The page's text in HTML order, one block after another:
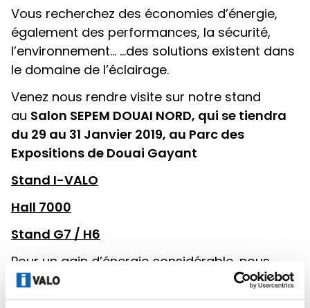
Vous recherchez des économies d’énergie,
également des performances, la sécurité,
l’environnement… …des solutions existent dans
le domaine de l’éclairage.
Venez nous rendre visite sur notre stand
au Salon SEPEM DOUAI NORD, qui se tiendra
du 29 au 31 Janvier 2019, au Parc des
Expositions de Douai Gayant
Stand I-VALO
Hall 7000
Stand G7 / H6
Pour un gain d’énergie considérable, nous
vous proposons selon les atmosphères,
une gamme complète et efficace de